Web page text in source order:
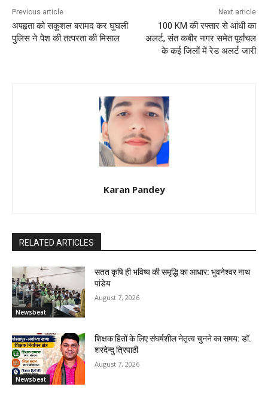
Previous article
अपहृता को सकुशल बरामद कर घुघली
पुलिस ने पेश की तत्परता की मिसाल
Next article
100 KM की रफ्तार से आंधी का
अलर्ट, संत कबीर नगर समेत पूर्वांचल
के कई जिलों में रेड अलर्ट जारी
Karan Pandey
RELATED ARTICLES
Newsbeat
सतत कृषि ही भविष्य की समृद्धि का आधार: भुवनेश्वर नाथ
पांडेय
August 7, 2026
Newsbeat
शिक्षक हितों के लिए संघर्षशील नेतृत्व चुनने का समय: डॉ.
शरदेन्दु त्रिपाठी
August 7, 2026